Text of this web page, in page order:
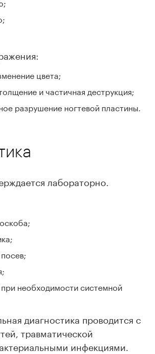
цвета;
и частичная деструкция;
разрушение ногтевой пластины.
лабораторно.
необходимости системной
диагностика проводится с
травматической
инфекциями.